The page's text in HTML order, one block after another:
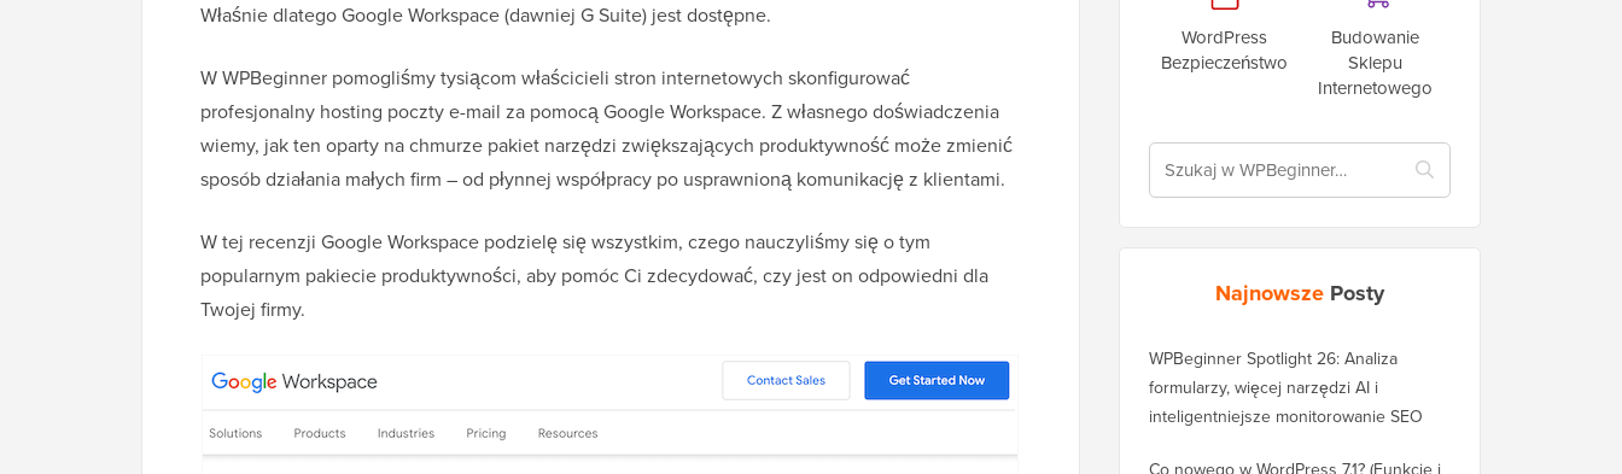
Właśnie dlatego Google Workspace (dawniej G Suite) jest dostępne.
W WPBeginner pomogliśmy tysiącom właścicieli stron internetowych skonfigurować
profesjonalny hosting poczty e-mail za pomocą Google Workspace. Z własnego doświadczenia
wiemy, jak ten oparty na chmurze pakiet narzędzi zwiększających produktywność może zmienić
sposób działania małych firm – od płynnej współpracy po usprawnioną komunikację z klientami.
W tej recenzji Google Workspace podzielę się wszystkim, czego nauczyliśmy się o tym
popularnym pakiecie produktywności, aby pomóc Ci zdecydować, czy jest on odpowiedni dla
Twojej firmy.
WordPress
Bezpieczeństwo
Budowanie
Sklepu
Internetowego
Najnowsze Posty
WPBeginner Spotlight 26: Analiza
formularzy, więcej narzędzi AI i
inteligentniejsze monitorowanie SEO
Co nowego w WordPress 7.1? (Funkcje i